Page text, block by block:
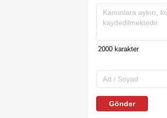
Gönder